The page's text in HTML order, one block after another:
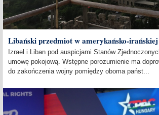
Libański przedmiot w amerykańsko-
Izrael i Liban pod auspicjami Stanów
umowę pokojową. Wstępne porozumienie ma
do zakończenia wojny pomiędzy oboma państ...